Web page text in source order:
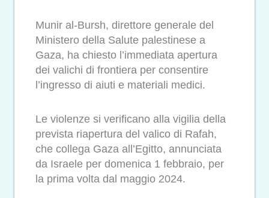
Munir al-Bursh, direttore generale del
Ministero della Salute palestinese a
Gaza, ha chiesto l’immediata apertura
dei valichi di frontiera per consentire
l’ingresso di aiuti e materiali medici.
Le violenze si verificano alla vigilia della
prevista riapertura del valico di Rafah,
che collega Gaza all’Egitto, annunciata
da Israele per domenica 1 febbraio, per
la prima volta dal maggio 2024.